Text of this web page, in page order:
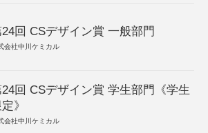
回 CSデザイン賞 一般部門
会社中川ケミカル
回 CSデザイン賞 学生部門《学生
》
会社中川ケミカル